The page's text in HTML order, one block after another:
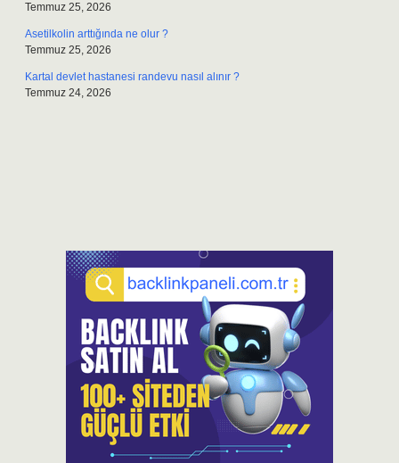
Temmuz 25, 2026
Asetilkolin arttığında ne olur ?
Temmuz 25, 2026
Kartal devlet hastanesi randevu nasıl alınır ?
Temmuz 24, 2026